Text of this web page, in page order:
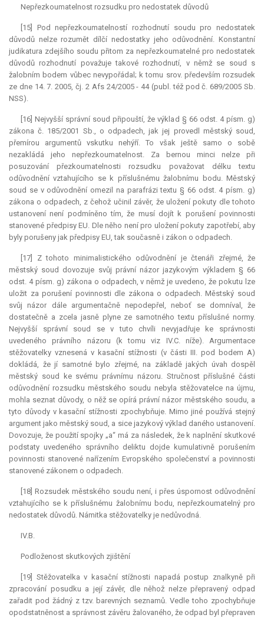
Nepřezkoumatelnost rozsudku pro nedostatek důvodů
[15] Pod nepřezkoumatelností rozhodnutí soudu pro nedostatek
důvodů nelze rozumět dílčí nedostatky jeho odůvodnění. Konstantní
judikatura zdejšího soudu přitom za nepřezkoumatelné pro nedostatek
důvodů rozhodnutí považuje takové rozhodnutí, v němž se soud s
žalobním bodem vůbec nevypořádal; k tomu srov. především rozsudek
ze dne 14. 7. 2005, čj. 2 Afs 24/2005 - 44 (publ. též pod č. 689/2005 Sb.
NSS).
[16] Nejvyšší správní soud připouští, že výklad § 66 odst. 4 písm. g)
zákona č. 185/2001 Sb., o odpadech, jak jej provedl městský soud,
přemírou argumentů vskutku nehýří. To však ještě samo o sobě
nezakládá jeho nepřezkoumatelnost. Za bernou minci nelze při
posuzování přezkoumatelnosti rozsudku považovat délku textu
odůvodnění vztahujícího se k příslušnému žalobnímu bodu. Městský
soud se v odůvodnění omezil na parafrázi textu § 66 odst. 4 písm. g)
zákona o odpadech, z čehož učinil závěr, že uložení pokuty dle tohoto
ustanovení není podmíněno tím, že musí dojít k porušení povinnosti
stanovené předpisy EU. Dle něho není pro uložení pokuty zapotřebí, aby
byly porušeny jak předpisy EU, tak současně i zákon o odpadech.
[17] Z tohoto minimalistického odůvodnění je čtenáři zřejmé, že
městský soud dovozuje svůj právní názor jazykovým výkladem § 66
odst. 4 písm. g) zákona o odpadech, v němž je uvedeno, že pokutu lze
uložit za porušení povinnosti dle zákona o odpadech. Městský soud
svůj názor dále argumentačně nepodepřel, neboť se domníval, že
dostatečně a zcela jasně plyne ze samotného textu příslušné normy.
Nejvyšší správní soud se v tuto chvíli nevyjadřuje ke správnosti
uvedeného právního názoru (k tomu viz IV.C. níže). Argumentace
stěžovatelky vznesená v kasační stížnosti (v části III. pod bodem A)
dokládá, že jí samotné bylo zřejmé, na základě jakých úvah dospěl
městský soud ke svému právnímu názoru. Stručnost příslušné části
odůvodnění rozsudku městského soudu nebyla stěžovatelce na újmu,
mohla seznat důvody, o něž se opírá právní názor městského soudu, a
tyto důvody v kasační stížnosti zpochybňuje. Mimo jiné používá stejný
argument jako městský soud, a sice jazykový výklad daného ustanovení.
Dovozuje, že použití spojky „a“ má za následek, že k naplnění skutkové
podstaty uvedeného správního deliktu dojde kumulativně porušením
povinnosti stanovené nařízením Evropského společenství a povinnosti
stanovené zákonem o odpadech.
[18] Rozsudek městského soudu není, i přes úspornost odůvodnění
vztahujícího se k příslušnému žalobnímu bodu, nepřezkoumatelný pro
nedostatek důvodů. Námitka stěžovatelky je nedůvodná.
IV.B.
Podloženost skutkových zjištění
[19] Stěžovatelka v kasační stížnosti napadá postup znalkyně při
zpracování posudku a její závěr, dle něhož nelze přepravený odpad
zařadit pod žádný z tzv. barevných seznamů. Vedle toho zpochybňuje
opodstatněnost a správnost závěru žalovaného, že odpad byl přepraven